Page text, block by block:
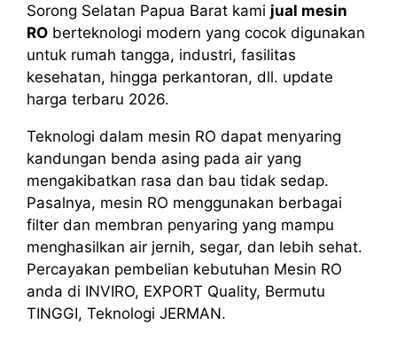
Sorong Selatan Papua Barat kami jual mesin
RO berteknologi modern yang cocok digunakan
untuk rumah tangga, industri, fasilitas
kesehatan, hingga perkantoran, dll. update
harga terbaru 2026.
Teknologi dalam mesin RO dapat menyaring
kandungan benda asing pada air yang
mengakibatkan rasa dan bau tidak sedap.
Pasalnya, mesin RO menggunakan berbagai
filter dan membran penyaring yang mampu
menghasilkan air jernih, segar, dan lebih sehat.
Percayakan pembelian kebutuhan Mesin RO
anda di INVIRO, EXPORT Quality, Bermutu
TINGGI, Teknologi JERMAN.